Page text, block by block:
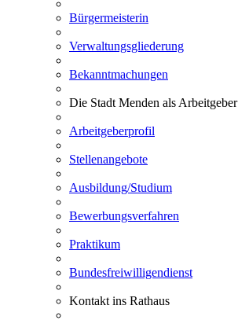
Bürgermeisterin
Verwaltungsgliederung
Bekanntmachungen
Die Stadt Menden als Arbeitgeber
Arbeitgeberprofil
Stellenangebote
Ausbildung/Studium
Bewerbungsverfahren
Praktikum
Bundesfreiwilligendienst
Kontakt ins Rathaus